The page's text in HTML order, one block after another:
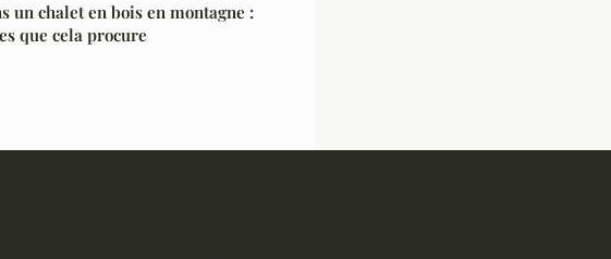
un chalet en bois en montagne :
que cela procure